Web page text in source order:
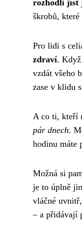
rozhodli jíst
škrobů,
Pro lidi s
zdraví. Když
vzdát všeho
zase v klidu
A co ti, kteří
pár dnech.
hodinu máte
Možná si
je to úplně
vláčné
– a přidávají